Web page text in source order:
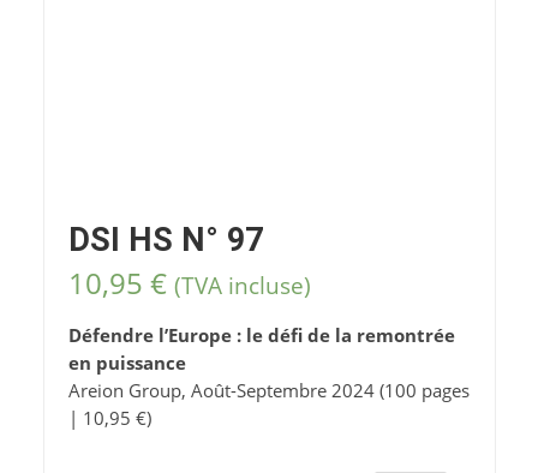
DSI HS N° 97
10,95 € (TVA incluse)
Défendre l’Europe : le défi de la remontrée
en puissance
Areion Group, Août-Septembre 2024 (100 pages
| 10,95 €)